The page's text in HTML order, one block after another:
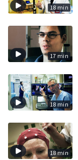
18 min
17 min
18 min
18 min